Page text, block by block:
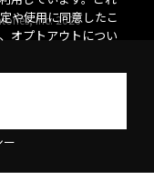
Inc. 2026
や使用に同意したこ
オプトアウトについ
ー